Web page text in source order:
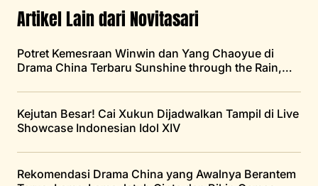
Artikel Lain dari Novitasari
Potret Kemesraan Winwin dan Yang Chaoyue di
Drama China Terbaru Sunshine through the Rain,
Kejutan Besar! Cai Xukun Dijadwalkan Tampil di Live
Showcase Indonesian Idol XIV
Rekomendasi Drama China yang Awalnya Berantem